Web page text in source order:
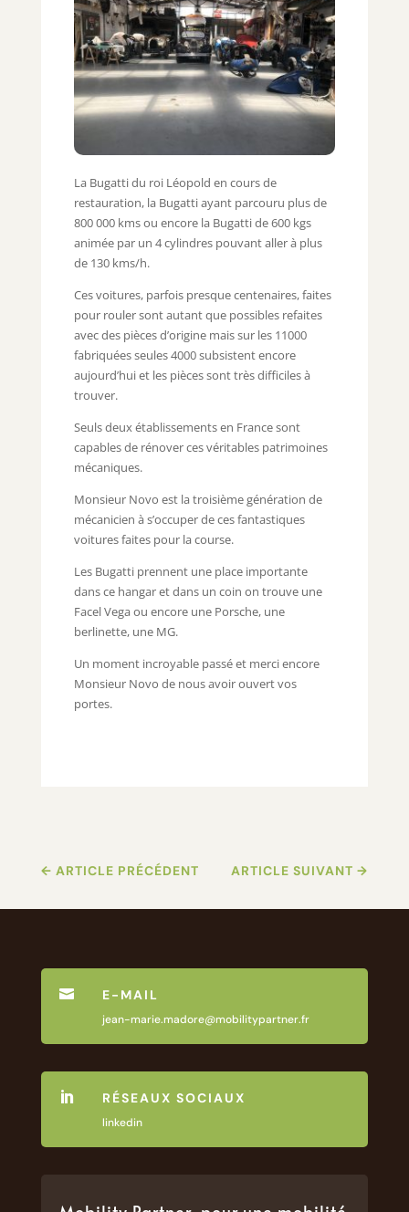
La Bugatti du roi Léopold en cours de
restauration, la Bugatti ayant parcouru plus de
800 000 kms ou encore la Bugatti de 600 kgs
animée par un 4 cylindres pouvant aller à plus
de 130 kms/h.
Ces voitures, parfois presque centenaires, faites
pour rouler sont autant que possibles refaites
avec des pièces d’origine mais sur les 11000
fabriquées seules 4000 subsistent encore
aujourd’hui et les pièces sont très difficiles à
trouver.
Seuls deux établissements en France sont
capables de rénover ces véritables patrimoines
mécaniques.
Monsieur Novo est la troisième génération de
mécanicien à s’occuper de ces fantastiques
voitures faites pour la course.
Les Bugatti prennent une place importante
dans ce hangar et dans un coin on trouve une
Facel Vega ou encore une Porsche, une
berlinette, une MG.
Un moment incroyable passé et merci encore
Monsieur Novo de nous avoir ouvert vos
portes.
← ARTICLE PRÉCÉDENT ARTICLE SUIVANT →
 E-MAIL
jean-marie.madore@mobilitypartner.fr
 RÉSEAUX SOCIAUX
linkedin